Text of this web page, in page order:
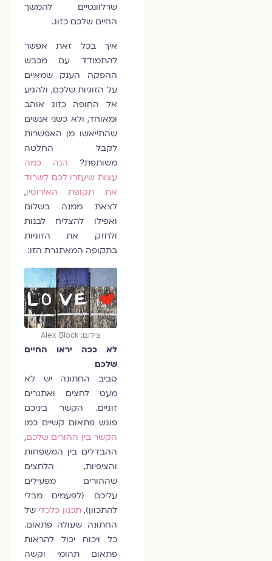
שרלוונטיים להמשך
החיים שלכם כזוג.
איך בכל זאת אפשר
להתמודד עם מכבש
ההפקה הענק שמאיים
על הזוגיות שלכם, ולהגיע
אל החופה כזוג אוהב
ומאוחד, ולא כשני אנשים
שהתייאשו מן האפשרות
לקבל החלטה
משותפת?
הנה כמה
עצות שיעזרו לכם לשרוד
את תקופת האירוסין,
לצאת ממנה בשלום
ואפילו להצליח לבנות
ולחזק את הזוגיות
בתקופה המאתגרת הזו:
צילום: Alex Block
לא ככה יראו החיים
שלכם
סביב החתונה יש לא
מעט לחצים ואתגרים
זוגיים. הקשר ביניכם
פוגש פתאום קשיים כמו
הקשר בין ההורים שלכם,
ההבדלים בין המשפחות
והציפיות, הלחצים
שההורים מפעילים
עליכם (לפעמים מבלי
להתכוון),תכנון כלכלישל
החתונה שעולה פתאום.
כל ויכוח יכול להראות
פתאום תהומי וקשה